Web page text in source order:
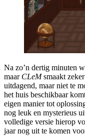
Na zo’n dertig minuten
maar CLeMsmaakt
uitdagend, maar niet te
het huis beschikbaar
eigen manier tot
nog leuk en mysterieus
volledige versie hierop
jaar nog uit te komen